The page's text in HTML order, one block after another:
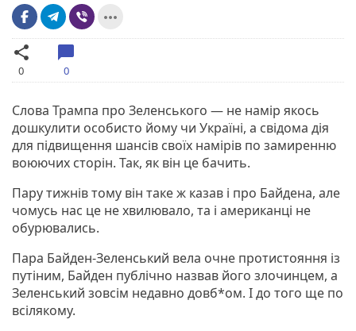
more_horiz
share
0
chat_bubble
0
Слова Трампа про Зеленського — не намір якось
дошкулити особисто йому чи Україні, а свідома дія
для підвищення шансів своїх намірів по замиренню
воюючих сторін. Так, як він це бачить.
Пару тижнів тому він таке ж казав і про Байдена, але
чомусь нас це не хвилювало, та і американці не
обурювались.
Пара Байден-Зеленський вела очне протистояння із
путіним, Байден публічно назвав його злочинцем, а
Зеленський зовсім недавно довб*ом. І до того ще по
всілякому.